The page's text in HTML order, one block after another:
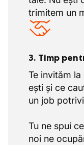
Pe lângă
zile
momente
simplu de
Avantaje
Primești o
scop
Lucrezi cu
trimitem un
3. Timp
Te invităm
ești și ce
un job
Tu ne spui